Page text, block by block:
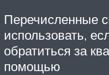
Перечисленные
использовать,
обратиться за
помощью